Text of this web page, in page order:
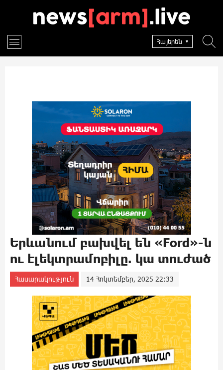
Հայերեն
Երևանում բախվել են «Ford»-ն
ու էլեկտրամոբիլը. կա տուժած
Հասարակություն 14 Հոկտեմբեր, 2025 22:33